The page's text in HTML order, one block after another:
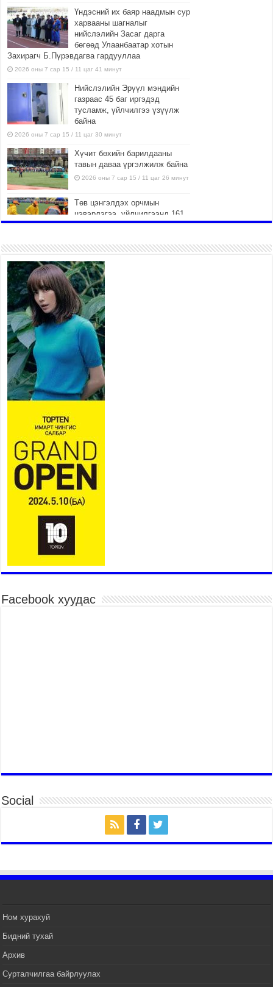
Үндэсний их баяр наадмын сур
харвааны шагналыг
нийслэлийн Засаг дарга
бөгөөд Улаанбаатар хотын
Захирагч Б.Пүрэвдагва гардууллаа
2026 оны 7 сар 15 / 11 цаг 41 минут
Нийслэлийн Эрүүл мэндийн
газраас 45 баг иргэдэд
тусламж, үйлчилгээ үзүүлж
байна
2026 оны 7 сар 15 / 11 цаг 30 минут
Хүчит бөхийн барилдааны
тавын даваа үргэлжилж байна
2026 оны 7 сар 15 / 11 цаг 26 минут
Төв цэнгэлдэх орчмын
цэвэрлэгээ, үйлчилгээнд 161
ажилтан, 27 техниктэй
2026 оны 7 сар 15 / 11 цаг 22 минут
Наадмын амралтын өдрүүдэд нийслэлийн эрүүл
мэндийн байгууллагууд дараах хуваарийн дагуу
ажиллана
2026 оны 7 сар 15 / 11 цаг 18 минут
Үндэсний их баяр наадам эхэллээ
2026 оны 7 сар 15 / 11 цаг 14 минут
Үер усны аюулаас сэргийлж, нийслэлийн Онцгой
байдлын газрын 162 алба хаагч үүрэг гүйцэтгэж
байна
2026 оны 7 сар 15 / 11 цаг 07 минут
мэргэнээ сорьж байна
2026 оны 7 сар 15 / 11 цаг 03 минут
Төв цэнгэлдэхийн эргэн тойронд
2026 оны 7 сар 15 / 10 цаг 58 минут
Үндэсний их баяр наадмын шагайн харваа
насанд хүрэгчдийн багийн харваагаар
үргэлжилж байна
2026 оны 7 сар 15 / 10 цаг 52 минут
Үндэсний их баяр наадмын хүчит бөхийн
барилдаан эхэллээ
“Дээлтэй монгол наадам” боллоо
2026 оны 7 сар 15 / 10 цаг 41 минут
дарга С.Бямбацогт зочлон баяр хүргэв
УИХ-ын дарга С.Бямбацогт Үндэсний их баяр
наадмын нээлтэд оролцон, сурын талбай,
Улсад суугаа Элчин сайд Шэнь Миньжуанийг
Facebook хуудас
Social
Ном хурахуй
Бидний тухай
Архив
Сурталчилгаа байрлуулах